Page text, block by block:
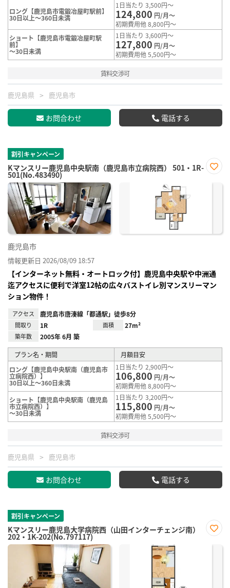
ロング【鹿児島市電鍛冶屋町駅前】
30日以上～360日未満
1日当たり 3,500円～
124,800 円/月～
初期費用他 8,800円～
ショート【鹿児島市電鍛冶屋町駅
前】
～30日未満
1日当たり 3,600円～
127,800 円/月～
初期費用他 5,500円～
賃料交渉可
鹿児島県 鹿児島市
お問合わせ 電話する
割引キャンペーン
Kマンスリー鹿児島中央駅南（鹿児島市立病院西） 501・1R-
501(No.483490)
に入
鹿児島市
情報更新日 2026/08/09 18:57
【インターネット無料・オートロック付】鹿児島中央駅や中洲通
迄アクセスに便利で洋室12帖の広々バストイレ別マンスリーマン
ション物件！
アクセス 鹿児島市唐湊線「都通駅」徒歩8分
間取り 1R 面積 27m²
築年数 2005年 6月 築
プラン名・期間
月額目安
ロング【鹿児島中央駅南（鹿児島市
立病院西）】
30日以上～360日未満
1日当たり 2,900円～
106,800 円/月～
初期費用他 8,800円～
ショート【鹿児島中央駅南（鹿児島
市立病院西）】
～30日未満
1日当たり 3,200円～
115,800 円/月～
初期費用他 5,500円～
賃料交渉可
鹿児島県 鹿児島市
お問合わせ 電話する
割引キャンペーン
Kマンスリー鹿児島大学病院西（山田インターチェンジ南）
202・1K-202(No.797117)
に入